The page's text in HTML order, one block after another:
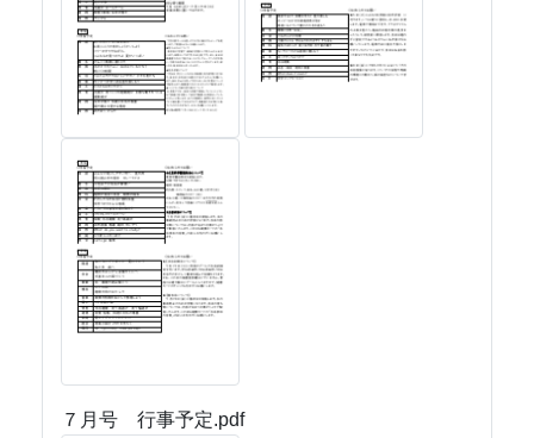
７月号 行事予定.pdf